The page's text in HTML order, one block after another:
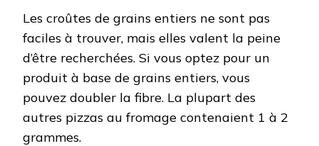
Les croûtes de grains entiers ne sont pas
faciles à trouver, mais elles valent la peine
d’être recherchées. Si vous optez pour un
produit à base de grains entiers, vous
pouvez doubler la fibre. La plupart des
autres pizzas au fromage contenaient 1 à 2
grammes.